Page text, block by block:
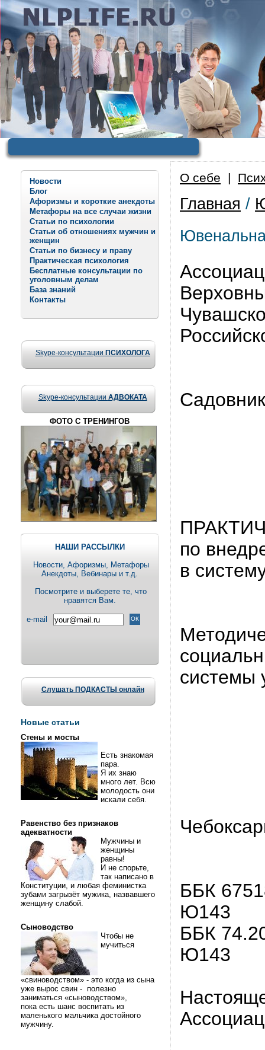
Новости
Блог
Афоризмы и короткие анекдоты
Метафоры на все случаи жизни
Статьи по психологии
Статьи об отношениях мужчин и
женщин
Статьи по бизнесу и праву
Практическая психология
Бесплатные консультации по
уголовным делам
База знаний
Контакты
Skype-консультации ПСИХОЛОГА
Skype-консультации АДВОКАТА
ФОТО С ТРЕНИНГОВ
НАШИ РАССЫЛКИ
Новости, Aфоризмы, Метафоры
Анекдоты, Вебинары и т.д.
Посмотрите и выберете те, что
нравятся Вам.
e-mail
Слушать ПОДКАСТЫ онлайн
Новые статьи
Стены и мосты
Есть знакомая
пара.
Я их знаю
много лет. Всю
молодость они
искали себя.
Равенство без признаков
адекватности
Мужчины и
женщины
равны!
И не спорьте,
так написано в
Конституции, и любая феминистка
зубами загрызёт мужика, назвавшего
женщину слабой.
Сыноводство
Чтобы не
мучиться
«свиноводством» - это когда из сына
уже вырос свин - полезно
заниматься «сыноводством»,
пока есть шанс воспитать из
маленького мальчика достойного
мужчину.
О себе |
Главная /
по
в
системы
ББК
Ю143
ББК
Ю143